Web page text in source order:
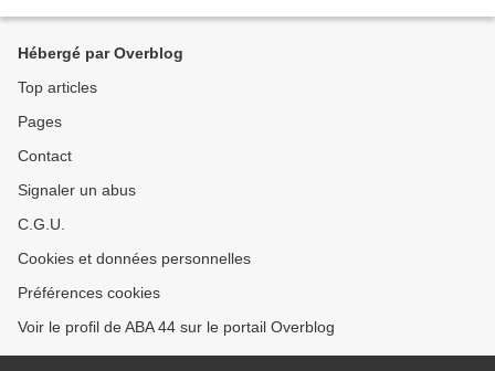
Hébergé par Overblog
Top articles
Pages
Contact
Signaler un abus
C.G.U.
Cookies et données personnelles
Préférences cookies
Voir le profil de ABA 44 sur le portail Overblog